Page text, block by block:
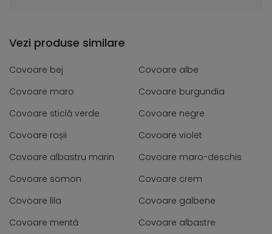
Vezi produse similare
Covoare bej
Covoare albe
Covoare maro
Covoare burgundia
Covoare sticlă verde
Covoare negre
Covoare roșii
Covoare violet
Covoare albastru marin
Covoare maro-deschis
Covoare somon
Covoare crem
Covoare lila
Covoare galbene
Covoare mentă
Covoare albastre